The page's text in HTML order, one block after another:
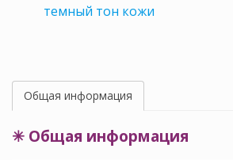
темный тон кожи
Общая информация
✳ Общая информация